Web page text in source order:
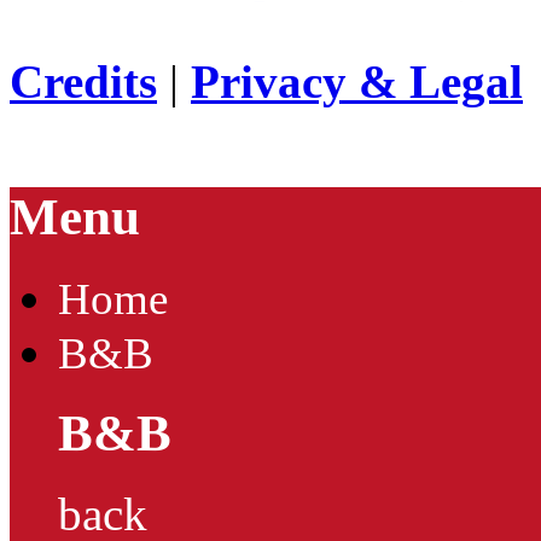
Credits | Privacy & Legal
Menu
Home
B&B
B&B
back